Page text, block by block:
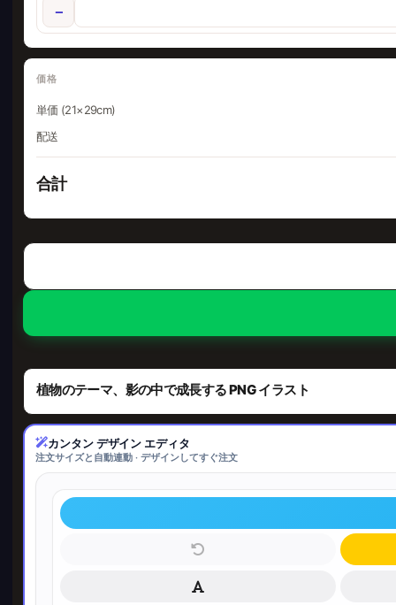
植物のテーマ、影の中で成長する PNG イラスト
カンタン デザイン エディタ
注文サイズと自動連動 · デザインしてすぐ注文
−
価格
単価 (21×29cm)
配送
合計